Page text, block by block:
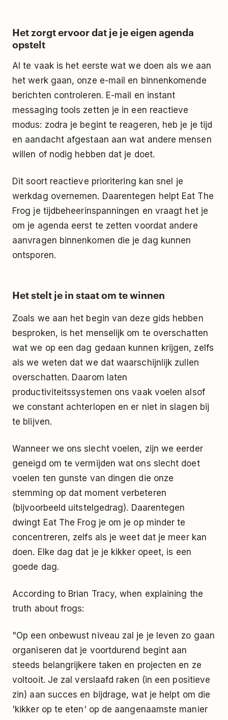
Het zorgt ervoor dat je je eigen agenda
opstelt
Al te vaak is het eerste wat we doen als we aan
het werk gaan, onze e-mail en binnenkomende
berichten controleren. E-mail en instant
messaging tools zetten je in een reactieve
modus: zodra je begint te reageren, heb je je tijd
en aandacht afgestaan aan wat andere mensen
willen of nodig hebben dat je doet.
Dit soort reactieve prioritering kan snel je
werkdag overnemen. Daarentegen helpt Eat The
Frog je tijdbeheerinspanningen en vraagt het je
om je agenda eerst te zetten voordat andere
aanvragen binnenkomen die je dag kunnen
ontsporen.
Het stelt je in staat om te winnen
Zoals we aan het begin van deze gids hebben
besproken, is het menselijk om te overschatten
wat we op een dag gedaan kunnen krijgen, zelfs
als we weten dat we dat waarschijnlijk zullen
overschatten. Daarom laten
productiviteitssystemen ons vaak voelen alsof
we constant achterlopen en er niet in slagen bij
te blijven.
Wanneer we ons slecht voelen, zijn we eerder
geneigd om te vermijden wat ons slecht doet
voelen ten gunste van dingen die onze
stemming op dat moment verbeteren
(bijvoorbeeld uitstelgedrag). Daarentegen
dwingt Eat The Frog je om je op minder te
concentreren, zelfs als je weet dat je meer kan
doen. Elke dag dat je je kikker opeet, is een
goede dag.
According to Brian Tracy, when explaining the
truth about frogs:
"Op een onbewust niveau zal je je leven zo gaan
organiseren dat je voortdurend begint aan
steeds belangrijkere taken en projecten en ze
voltooit. Je zal verslaafd raken (in een positieve
zin) aan succes en bijdrage, wat je helpt om die
'kikker op te eten' op de aangenaamste manier